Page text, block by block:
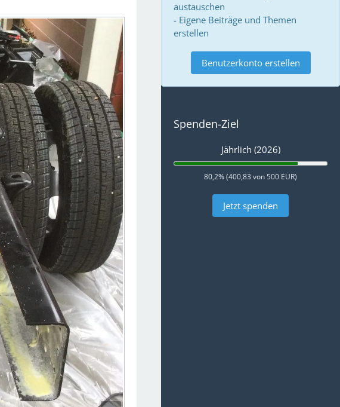
austauschen
- Eigene Beiträge und Themen
erstellen
Benutzerkonto erstellen
Spenden-Ziel
Jährlich (2026)
80,2% (400,83 von 500 EUR)
Jetzt spenden